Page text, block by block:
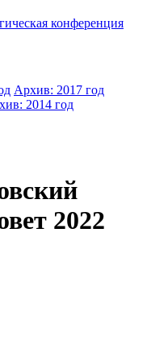
конференция
Архив: 2017 год
2014 год
2022